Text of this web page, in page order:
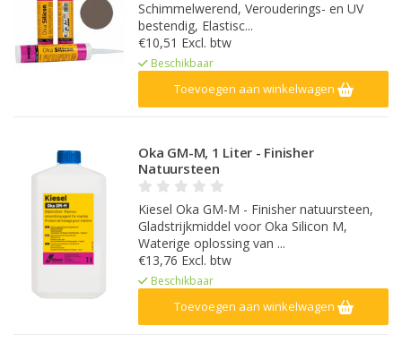
Schimmelwerend, Verouderings- en UV
bestendig, Elastisc...
€10,51 Excl. btw
Beschikbaar
Toevoegen aan winkelwagen
Oka GM-M, 1 Liter - Finisher
Natuursteen
Kiesel Oka GM-M - Finisher natuursteen,
Gladstrijkmiddel voor Oka Silicon M,
Waterige oplossing van ...
€13,76 Excl. btw
Beschikbaar
Toevoegen aan winkelwagen